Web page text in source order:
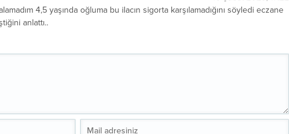
4,5 yaşında oğluma bu ilacın sigorta karşılamadığını söyledi eczane
anlattı..